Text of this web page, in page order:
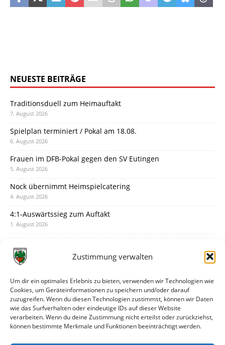
Zustimmung verwalten
Um dir ein optimales Erlebnis zu bieten, verwenden wir Technologien wie
Cookies, um Geräteinformationen zu speichern und/oder darauf
zuzugreifen. Wenn du diesen Technologien zustimmst, können wir Daten
wie das Surfverhalten oder eindeutige IDs auf dieser Website
verarbeiten. Wenn du deine Zustimmung nicht erteilst oder zurückziehst,
können bestimmte Merkmale und Funktionen beeinträchtigt werden.
NEUESTE BEITRÄGE
Traditionsduell zum Heimauftakt
7. August 2026
Spielplan terminiert / Pokal am 18.08.
6. August 2026
Frauen im DFB-Pokal gegen den SV Eutingen
5. August 2026
Nock übernimmt Heimspielcatering
4. August 2026
4:1-Auswärtssieg zum Auftakt
1. August 2026
31. Juli 2026
30. Juli 2026
Deine Spielminute: 89+1
28. Juli 2026
Neuer Rückensponsor